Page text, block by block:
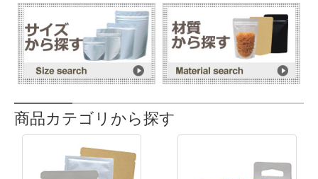
商品カテゴリから探す